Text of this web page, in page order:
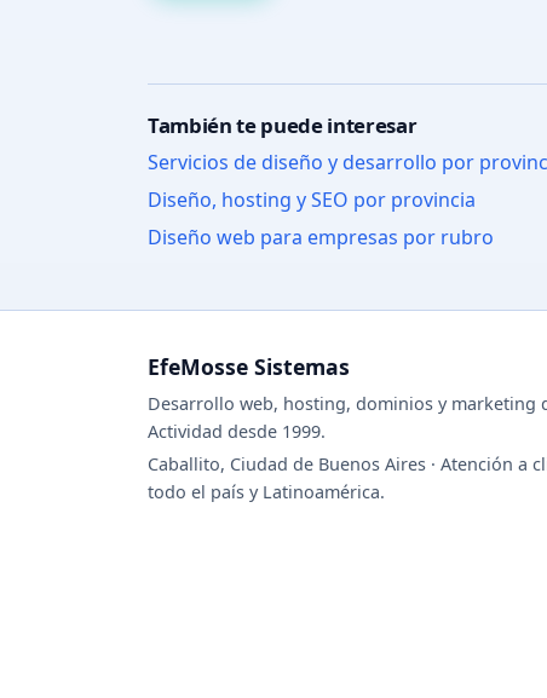
También te puede interesar
Servicios de diseño y desarrollo por
Diseño, hosting y SEO por provincia
Diseño web para empresas por rubro
EfeMosse Sistemas
Desarrollo web, hosting, dominios y marketing
Actividad desde 1999.
Caballito, Ciudad de Buenos Aires · Atención a
todo el país y Latinoamérica.